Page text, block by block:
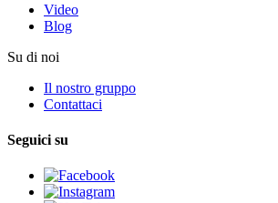
Video
Blog
Su di noi
Il nostro gruppo
Contattaci
Seguici su